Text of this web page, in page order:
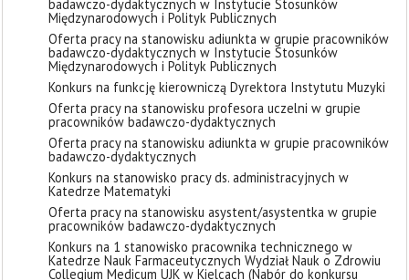
badawczo-dydaktycznych w Instytucie Stosunków
Międzynarodowych i Polityk Publicznych
Oferta pracy na stanowisku adiunkta w grupie pracowników
badawczo-dydaktycznych w Instytucie Stosunków
Międzynarodowych i Polityk Publicznych
Konkurs na funkcję kierowniczą Dyrektora Instytutu Muzyki
Oferta pracy na stanowisku profesora uczelni w grupie
pracowników badawczo-dydaktycznych
Oferta pracy na stanowisku adiunkta w grupie pracowników
badawczo-dydaktycznych
Konkurs na stanowisko pracy ds. administracyjnych w
Katedrze Matematyki
Oferta pracy na stanowisku asystent/asystentka w grupie
pracowników badawczo-dydaktycznych
Konkurs na 1 stanowisko pracownika technicznego w
Katedrze Nauk Farmaceutycznych Wydział Nauk o Zdrowiu
Collegium Medicum UJK w Kielcach (Nabór do konkursu